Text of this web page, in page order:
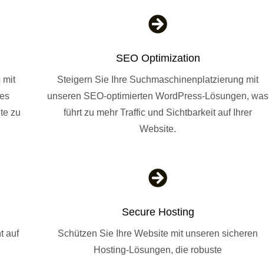
mit
zu

SEO Optimization
Steigern Sie Ihre Suchmaschinenplatzierung mit
unseren SEO-optimierten WordPress-Lösungen, was
führt zu mehr Traffic und Sichtbarkeit auf Ihrer
Website.
auf

Secure Hosting
Schützen Sie Ihre Website mit unseren sicheren
Hosting-Lösungen, die robuste